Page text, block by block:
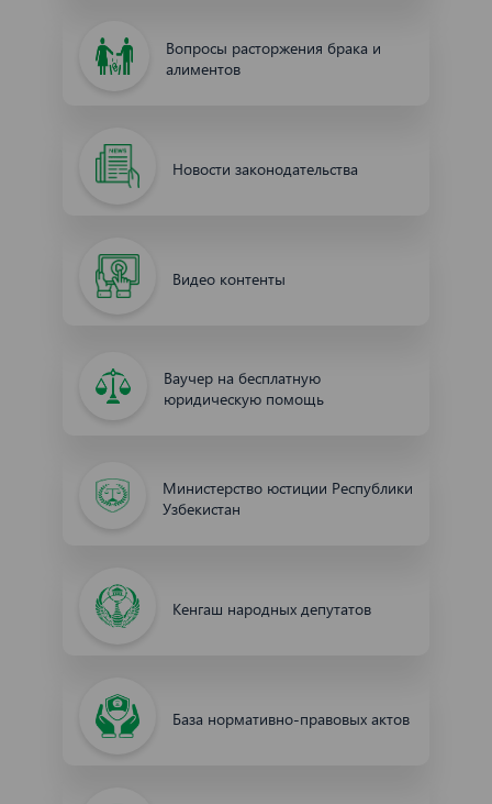
Вопросы расторжения брака и
алиментов
Новости законодательства
Видео контенты
Ваучер на бесплатную
юридическую помощь
Министерство юстиции Республики
Узбекистан
Кенгаш народных депутатов
База нормативно-правовых актов